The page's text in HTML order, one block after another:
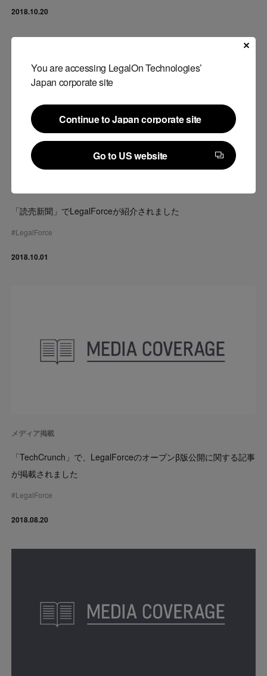
You are accessing LegalOn Technologies’
Japan corporate site
Continue to Japan corporate site
Continue to Japan corporate site
Go to US website
Go to US website
2018.10.20
「読売新聞」でLegalForceが紹介されました
#LegalForce
2018.10.01
メディア掲載
「TechCrunch」で、LegalForceのオープンβ版公開に関する記事
が掲載されました
#LegalForce
2018.08.20